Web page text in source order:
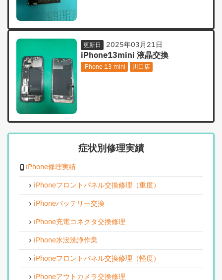
更新日 2025年03月21日
iPhone13mini 液晶交換
iPhone 13 mini 川口店
症状別修理実績
iPhone修理実績
iPhoneフロントパネル交換修理（重度）
iPhoneバッテリー交換
iPhone充電コネクタ交換修理
iPhone水没洗浄作業
iPhoneフロントパネル交換修理（軽度）
iPhoneアウトカメラ交換修理